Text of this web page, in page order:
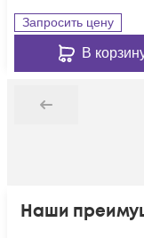
Запросить цену
В
Назад
Наши